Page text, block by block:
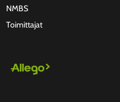
NMBS
Toimittajat